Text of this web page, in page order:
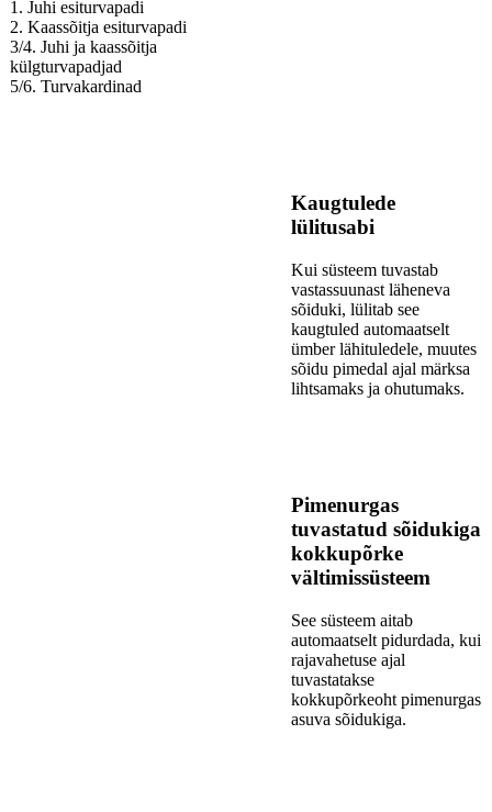
1. Juhi esiturvapadi
2. Kaassõitja esiturvapadi
3/4. Juhi ja kaassõitja
külgturvapadjad
5/6. Turvakardinad
Kaugtulede
lülitusabi
Kui süsteem tuvastab
vastassuunast läheneva
sõiduki, lülitab see
kaugtuled automaatselt
ümber lähituledele, muutes
sõidu pimedal ajal märksa
lihtsamaks ja ohutumaks.
Pimenurgas
tuvastatud sõidukiga
kokkupõrke
vältimissüsteem
See süsteem aitab
automaatselt pidurdada, kui
rajavahetuse ajal
tuvastatakse
kokkupõrkeoht pimenurgas
asuva sõidukiga.